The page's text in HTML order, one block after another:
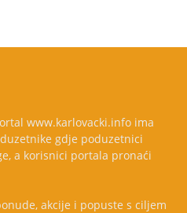
www.karlovacki.info ima
gdje poduzetnici
a korisnici portala pronaći
akcije i popuste s ciljem